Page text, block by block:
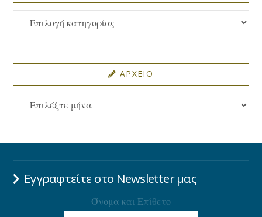
ΚΑΤΗΓΟΡΙΕΣ
ΑΡΧΕΙΟ
ΑΡΧΕΙΟ
Εγγραφτείτε στο Newsletter μας
Όνομα και Επίθετο